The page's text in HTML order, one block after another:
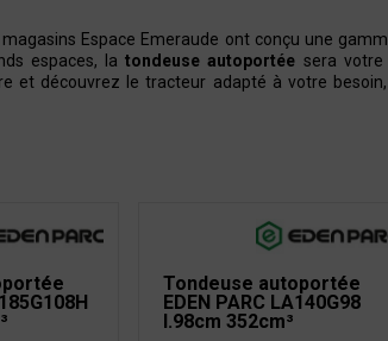
Espace Emeraude ont conçu une
espaces, latondeuse autoportée sera
et découvrez le tracteur adapté à votre
Tondeuse autoportée
EDEN PARC LA140G98
l.98cm 352cm³